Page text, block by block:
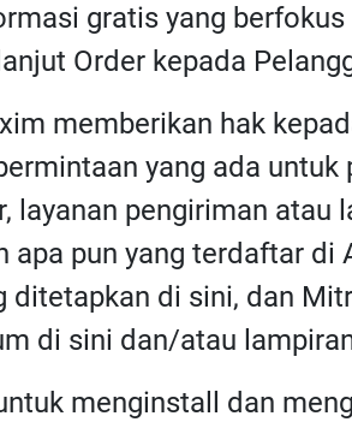
gratis yang
Order kepada
memberikan hak
yang ada untuk
pengiriman atau
apa pun yang terdaftar
di sini, dan
di sini dan/atau
menginstall dan